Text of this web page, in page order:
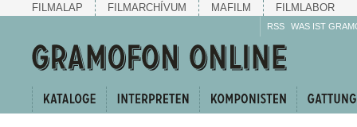
FILMALAP FILMARCHÍVUM MAFILM FILMLABOR
RSS WAS IST